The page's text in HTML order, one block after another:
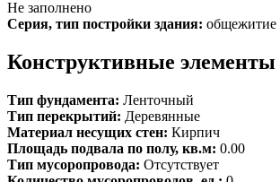
Не заполнено
Серия, тип постройки здания: общежитие
Конструктивные элементы
Тип фундамента: Ленточный
Тип перекрытий: Деревянные
Материал несущих стен: Кирпич
Площадь подвала по полу, кв.м: 0.00
Тип мусоропровода: Отсутствует